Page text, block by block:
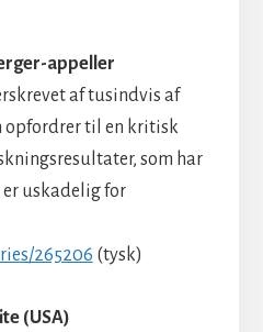
appeller
af tusindvis af
opfordrer til en kritisk
som har
uskadelig for
265206 (tysk)
(USA)